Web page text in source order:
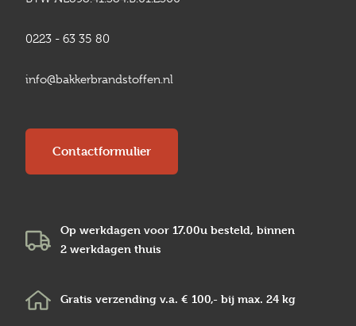
0223 - 63 35 80
info@bakkerbrandstoffen.nl
Contactformulier
Op werkdagen voor 17.00u besteld, binnen
2 werkdagen thuis
Gratis verzending v.a. € 100,- bij max. 24 kg